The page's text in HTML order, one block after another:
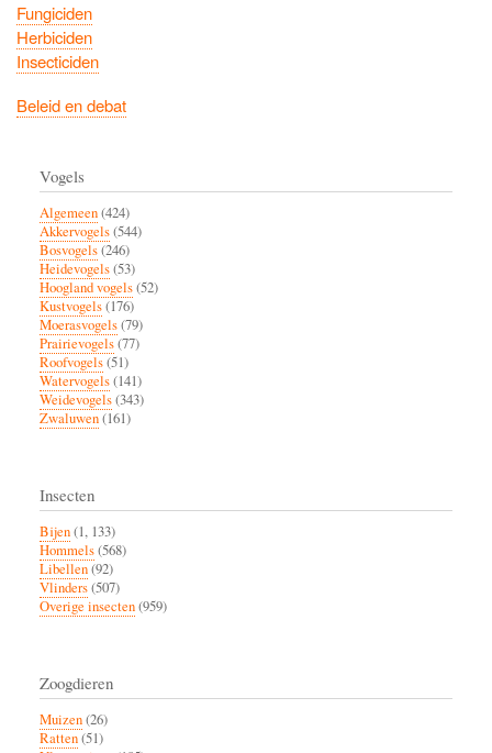
Fungiciden
Herbiciden
Insecticiden
Beleid en debat
Vogels
Algemeen(424)
Akkervogels(544)
Bosvogels(246)
Heidevogels(53)
Hoogland vogels(52)
Kustvogels(176)
Moerasvogels(79)
Prairievogels(77)
Roofvogels(51)
Watervogels(141)
Weidevogels(343)
Zwaluwen(161)
Insecten
Bijen(1, 133)
Hommels(568)
Libellen(92)
Vlinders(507)
Overige insecten(959)
Zoogdieren
Muizen(26)
Ratten(51)